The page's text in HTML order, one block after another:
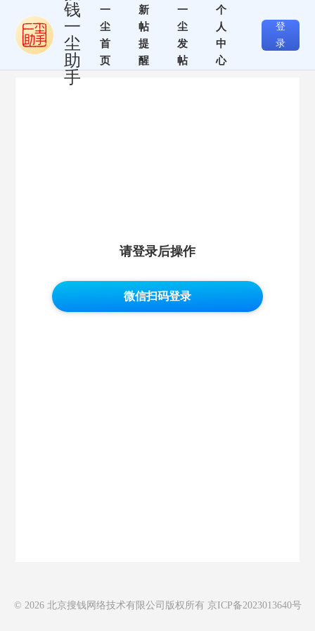
钱
一
尘
助
手
一
尘
首
页
新
帖
提
醒
一
尘
发
帖
个
人
中
心
登
录
请登录后操作
微信扫码登录
© 2026 北京搜钱网络技术有限公司版权所有 京ICP备2023013640号